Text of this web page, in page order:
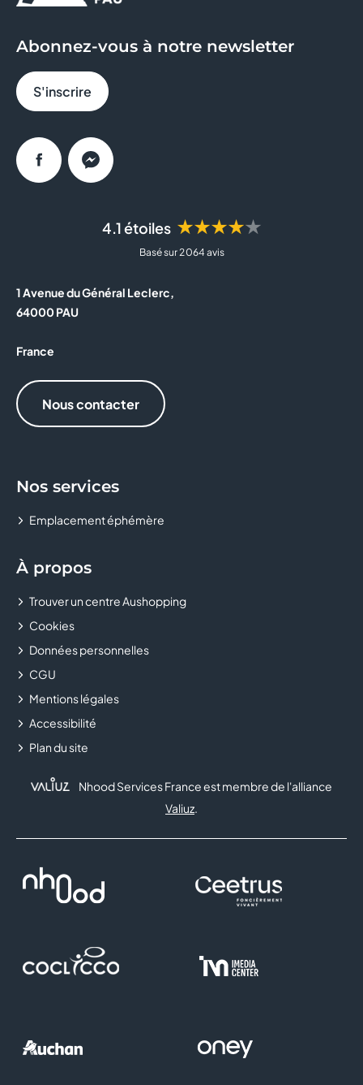
4.1 étoiles ★★★★★
Basé sur 2 064 avis
1 Avenue du Général Leclerc,
64000 PAU
France
Nous contacter
Nos services
Emplacement éphémère
À propos
Trouver un centre Aushopping
Cookies
Données personnelles
CGU
Mentions légales
Accessibilité
Plan du site
Abonnez-vous à notre newsletter
S'inscrire
FacebookMessenger
Nhood Services France est membre de l'alliance
Valiuz.